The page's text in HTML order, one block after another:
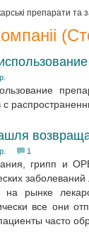
препарати та
1
грипп и
рынке
все они
часто